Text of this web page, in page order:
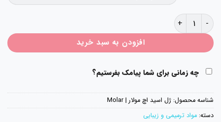
ژل اسید اچ مولار | Molar عدد
افزودن به سبد خرید
چه زمانی برای شما پیامک بفرستیم؟
شناسه محصول: ژل اسید اچ مولار | Molar
دسته: مواد ترمیمی و زیبایی